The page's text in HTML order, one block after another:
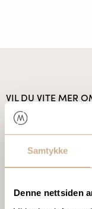
Samtykke
Denne nettsiden
VIL DU VITE MER
Ta kontakt med
post til
Ta kontakt